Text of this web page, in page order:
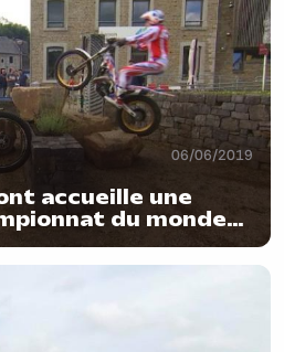
06/06/2019
accueille une
du monde